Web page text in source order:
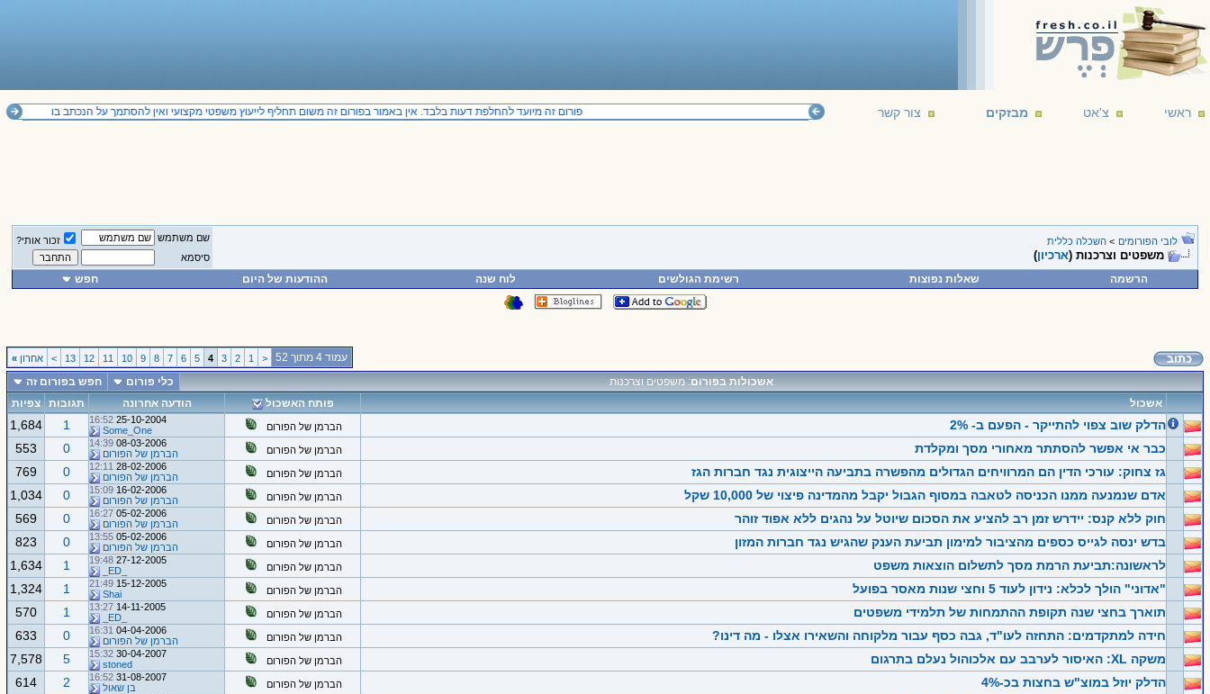
ראשי צ'אט מבזקים צור קשר פורום זה מיועד להחלפת דעות בלבד. אין באמור בפורום זה משום תחליף לייעוץ משפטי מקצועי ואין להסתמך על הנכתב בו
לובי הפורומים > השכלה כללית
משפטים וצרכנות (ארכיון)
שם משתמש
זכור אותי?
סיסמא
הרשמה שאלות נפוצות רשימת הגולשים לוח שנה ההודעות של היום חפש
עמוד 4 מתוך 52 <
1
2
3
4
5
6
7
8
9
10
11
12
13
> אחרון »
אשכולות בפורום: משפטים וצרכנות כלי פורום
חפש בפורום זה
אשכול
פותח האשכול הודעה אחרונה תגובות צפיות
הדלק שוב צפוי להתייקר - הפעם ב- 2% הברמן של הפורום
25-10-2004
16:52
Some_One
1
1,684
כבר אי אפשר להסתתר מאחורי מסך ומקלדת
הברמן של הפורום
08-03-2006
14:39
הברמן של הפורום
0
553
גז צחוק: עורכי הדין הם המרוויחים הגדולים מהפשרה בתביעה הייצוגית נגד חברות הגז
הברמן של הפורום
28-02-2006
12:11
הברמן של הפורום
0
769
אדם שנמנעה ממנו הכניסה לטאבה במסוף הגבול יקבל מהמדינה פיצוי של 10,000 שקל
הברמן של הפורום
16-02-2006
15:09
הברמן של הפורום
0
1,034
חוק ללא קנס: יידרש זמן רב להציע את הסכום שיוטל על נהגים ללא אפוד זוהר
הברמן של הפורום
05-02-2006
16:27
הברמן של הפורום
0
569
בדש ינסה לגייס כספים מהציבור למימון תביעת הענק שהגיש נגד חברות המזון
הברמן של הפורום
05-02-2006
13:55
הברמן של הפורום
0
823
לראשונה:תביעת הרמת מסך לתשלום הוצאות משפט
הברמן של הפורום
27-12-2005
19:48
1
1,634
"אדוני" הולך לכלא: נידון לעוד 5 וחצי שנות מאסר בפועל
הברמן של הפורום
15-12-2005
21:49
Shai
1
1,324
תוארך בחצי שנה תקופת ההתמחות של תלמידי משפטים
הברמן של הפורום
14-11-2005
13:27
1
570
חידה למתקדמים: התחזה לעו"ד, גבה כסף עבור מלקוחה והשאירו אצלו - מה דינו?
הברמן של הפורום
04-04-2006
16:31
הברמן של הפורום
0
633
משקה XL: האיסור לערבב עם אלכוהול נעלם בתרגום
הברמן של הפורום
30-04-2007
15:32
stoned
5
7,578
הדלק יוזל במוצ"ש בחצות בכ-4%
הברמן של הפורום
31-08-2007
16:52
בן שאול
2
614